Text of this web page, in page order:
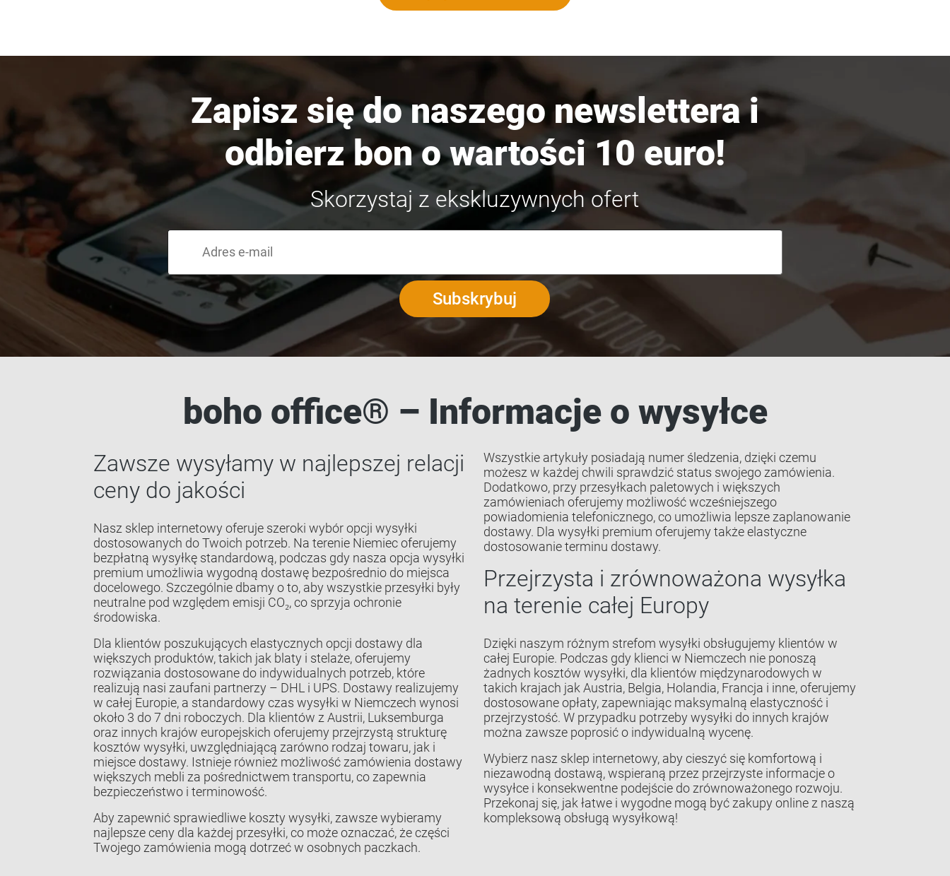
Zapisz się do naszego newslettera i
odbierz bon o wartości 10 euro!
Skorzystaj z ekskluzywnych ofert
Subskrybuj
boho office® – Informacje o wysyłce
Zawsze wysyłamy w najlepszej relacji
ceny do jakości
Nasz sklep internetowy oferuje szeroki wybór opcji wysyłki
dostosowanych do Twoich potrzeb. Na terenie Niemiec oferujemy
bezpłatną wysyłkę standardową, podczas gdy nasza opcja wysyłki
premium umożliwia wygodną dostawę bezpośrednio do miejsca
docelowego. Szczególnie dbamy o to, aby wszystkie przesyłki były
neutralne pod względem emisji CO₂, co sprzyja ochronie
środowiska.
Dla klientów poszukujących elastycznych opcji dostawy dla
większych produktów, takich jak blaty i stelaże, oferujemy
rozwiązania dostosowane do indywidualnych potrzeb, które
realizują nasi zaufani partnerzy – DHL i UPS. Dostawy realizujemy
w całej Europie, a standardowy czas wysyłki w Niemczech wynosi
około 3 do 7 dni roboczych. Dla klientów z Austrii, Luksemburga
oraz innych krajów europejskich oferujemy przejrzystą strukturę
kosztów wysyłki, uwzględniającą zarówno rodzaj towaru, jak i
miejsce dostawy. Istnieje również możliwość zamówienia dostawy
większych mebli za pośrednictwem transportu, co zapewnia
bezpieczeństwo i terminowość.
Aby zapewnić sprawiedliwe koszty wysyłki, zawsze wybieramy
najlepsze ceny dla każdej przesyłki, co może oznaczać, że części
Twojego zamówienia mogą dotrzeć w osobnych paczkach.
Wszystkie artykuły posiadają numer śledzenia, dzięki czemu
możesz w każdej chwili sprawdzić status swojego zamówienia.
Dodatkowo, przy przesyłkach paletowych i większych
zamówieniach oferujemy możliwość wcześniejszego
powiadomienia telefonicznego, co umożliwia lepsze zaplanowanie
dostawy. Dla wysyłki premium oferujemy także elastyczne
dostosowanie terminu dostawy.
Przejrzysta i zrównoważona wysyłka
na terenie całej Europy
Dzięki naszym różnym strefom wysyłki obsługujemy klientów w
całej Europie. Podczas gdy klienci w Niemczech nie ponoszą
żadnych kosztów wysyłki, dla klientów międzynarodowych w
takich krajach jak Austria, Belgia, Holandia, Francja i inne, oferujemy
dostosowane opłaty, zapewniając maksymalną elastyczność i
przejrzystość. W przypadku potrzeby wysyłki do innych krajów
można zawsze poprosić o indywidualną wycenę.
Wybierz nasz sklep internetowy, aby cieszyć się komfortową i
niezawodną dostawą, wspieraną przez przejrzyste informacje o
wysyłce i konsekwentne podejście do zrównoważonego rozwoju.
Przekonaj się, jak łatwe i wygodne mogą być zakupy online z naszą
kompleksową obsługą wysyłkową!